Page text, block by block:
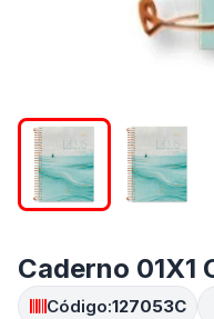
Caderno
Código:127053C